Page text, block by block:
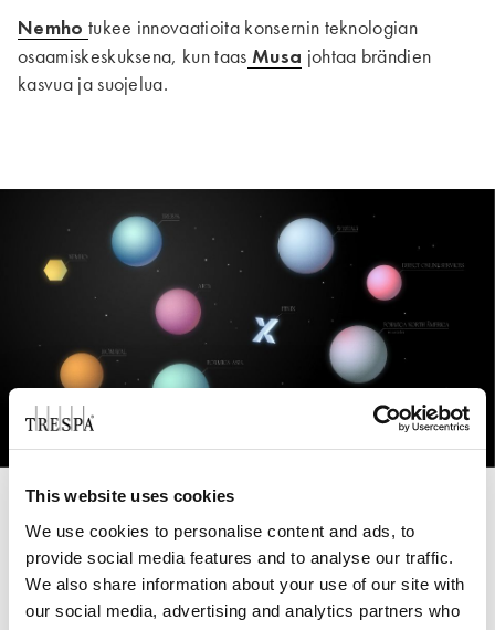
This website uses cookies
We use cookies to personalise content and ads, to
provide social media features and to analyse our traffic.
We also share information about your use of our site with
our social media, advertising and analytics partners who
Nemho tukee innovaatioita konsernin teknologian
osaamiskeskuksena, kun taas Musa johtaa brändien
kasvua ja suojelua.
Of Matter
Jos haluat lisätietoja muista